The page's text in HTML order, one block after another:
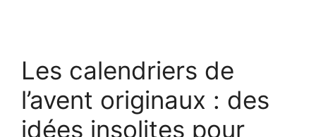
Les calendriers de
l’avent originaux : des
idées insolites pour